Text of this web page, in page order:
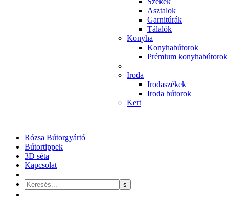
Asztalok
Garnitúrák
Tálalók
Konyha
Konyhabútorok
Prémium konyhabútorok
Iroda
Irodaszékek
Iroda bútorok
Kert
Rózsa Bútorgyártó
Bútortippek
3D séta
Kapcsolat